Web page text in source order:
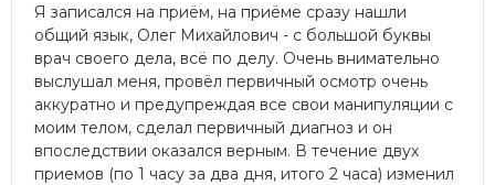
Я записался на приём, на приёме сразу нашли
общий язык, Олег Михайлович - с большой буквы
врач своего дела, всё по делу. Очень внимательно
выслушал меня, провёл первичный осмотр очень
аккуратно и предупреждая все свои манипуляции с
моим телом, сделал первичный диагноз и он
впоследствии оказался верным. В течение двух
приемов (по 1 часу за два дня, итого 2 часа) изменил